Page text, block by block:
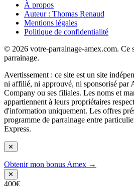
À propos
Auteur : Thomas Renaud
Mentions légales
Politique de confidentialité
© 2026 votre-parrainage-amex.com. Ce
parrainage.
Avertissement : ce site est un site
ni affilié, ni approuvé, ni sponsorisé par
Company ou ses filiales. Les noms et
appartiennent à leurs propriétaires
d'information uniquement. Les offres
programme de parrainage entre
Express.
✕
Obtenir mon bonus Amex →
✕
400€